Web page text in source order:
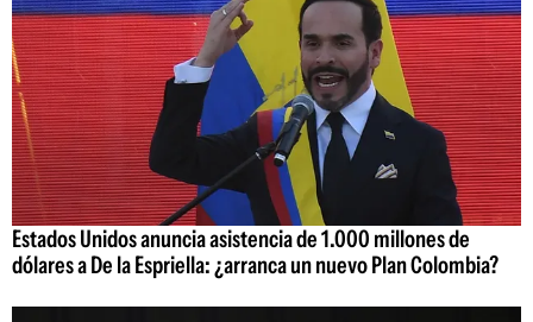
Estados Unidos anuncia asistencia de 1.000 millones de
dólares a De la Espriella: ¿arranca un nuevo Plan Colombia?